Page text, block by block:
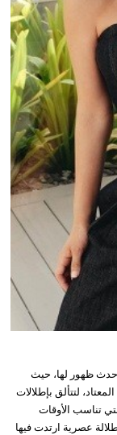
ظهور لها، حيث
لتتألق بإطلالات
تناسب الأوقات
عصرية ارتدت فيها